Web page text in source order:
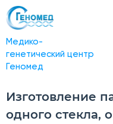
Медико-
генетический центр
Геномед
Изготовление
одного стекла,